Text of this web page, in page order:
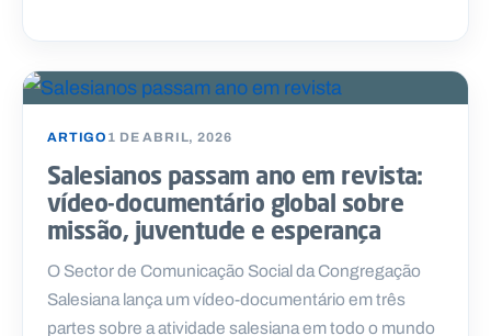
ARTIGO1 DE ABRIL, 2026
Salesianos passam ano em revista:
vídeo-documentário global sobre
missão, juventude e esperança
O Sector de Comunicação Social da Congregação
Salesiana lança um vídeo-documentário em três
partes sobre a atividade salesiana em todo o mundo